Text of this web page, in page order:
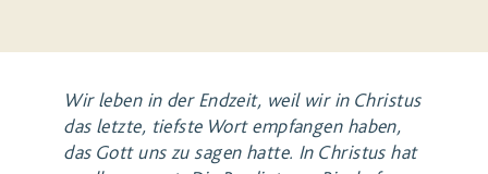
Wir leben in der Endzeit, weil wir in Christus
das letzte, tiefste Wort empfangen haben,
das Gott uns zu sagen hatte. In Christus hat